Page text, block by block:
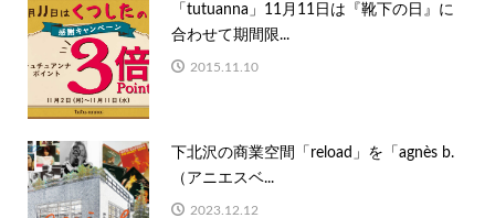
「tutuanna」11月11日は『靴下の日』に
合わせて期間限...
2015.11.10
下北沢の商業空間「reload」を「agnès b.
（アニエスベ...
2023.12.12